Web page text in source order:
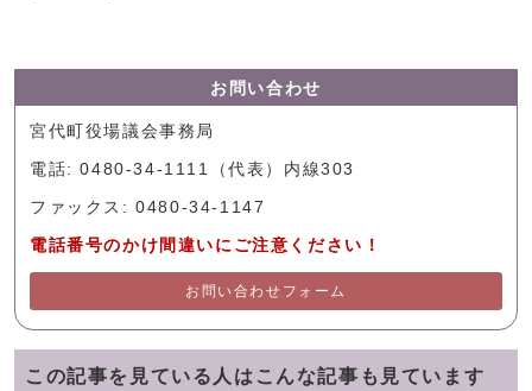
お問い合わせ
宮代町役場議会事務局
電話: 0480-34-1111（代表）内線303
ファックス: 0480-34-1147
電話番号のかけ間違いにご注意ください！
お問い合わせフォーム
この記事を見ている人はこんな記事も見ています